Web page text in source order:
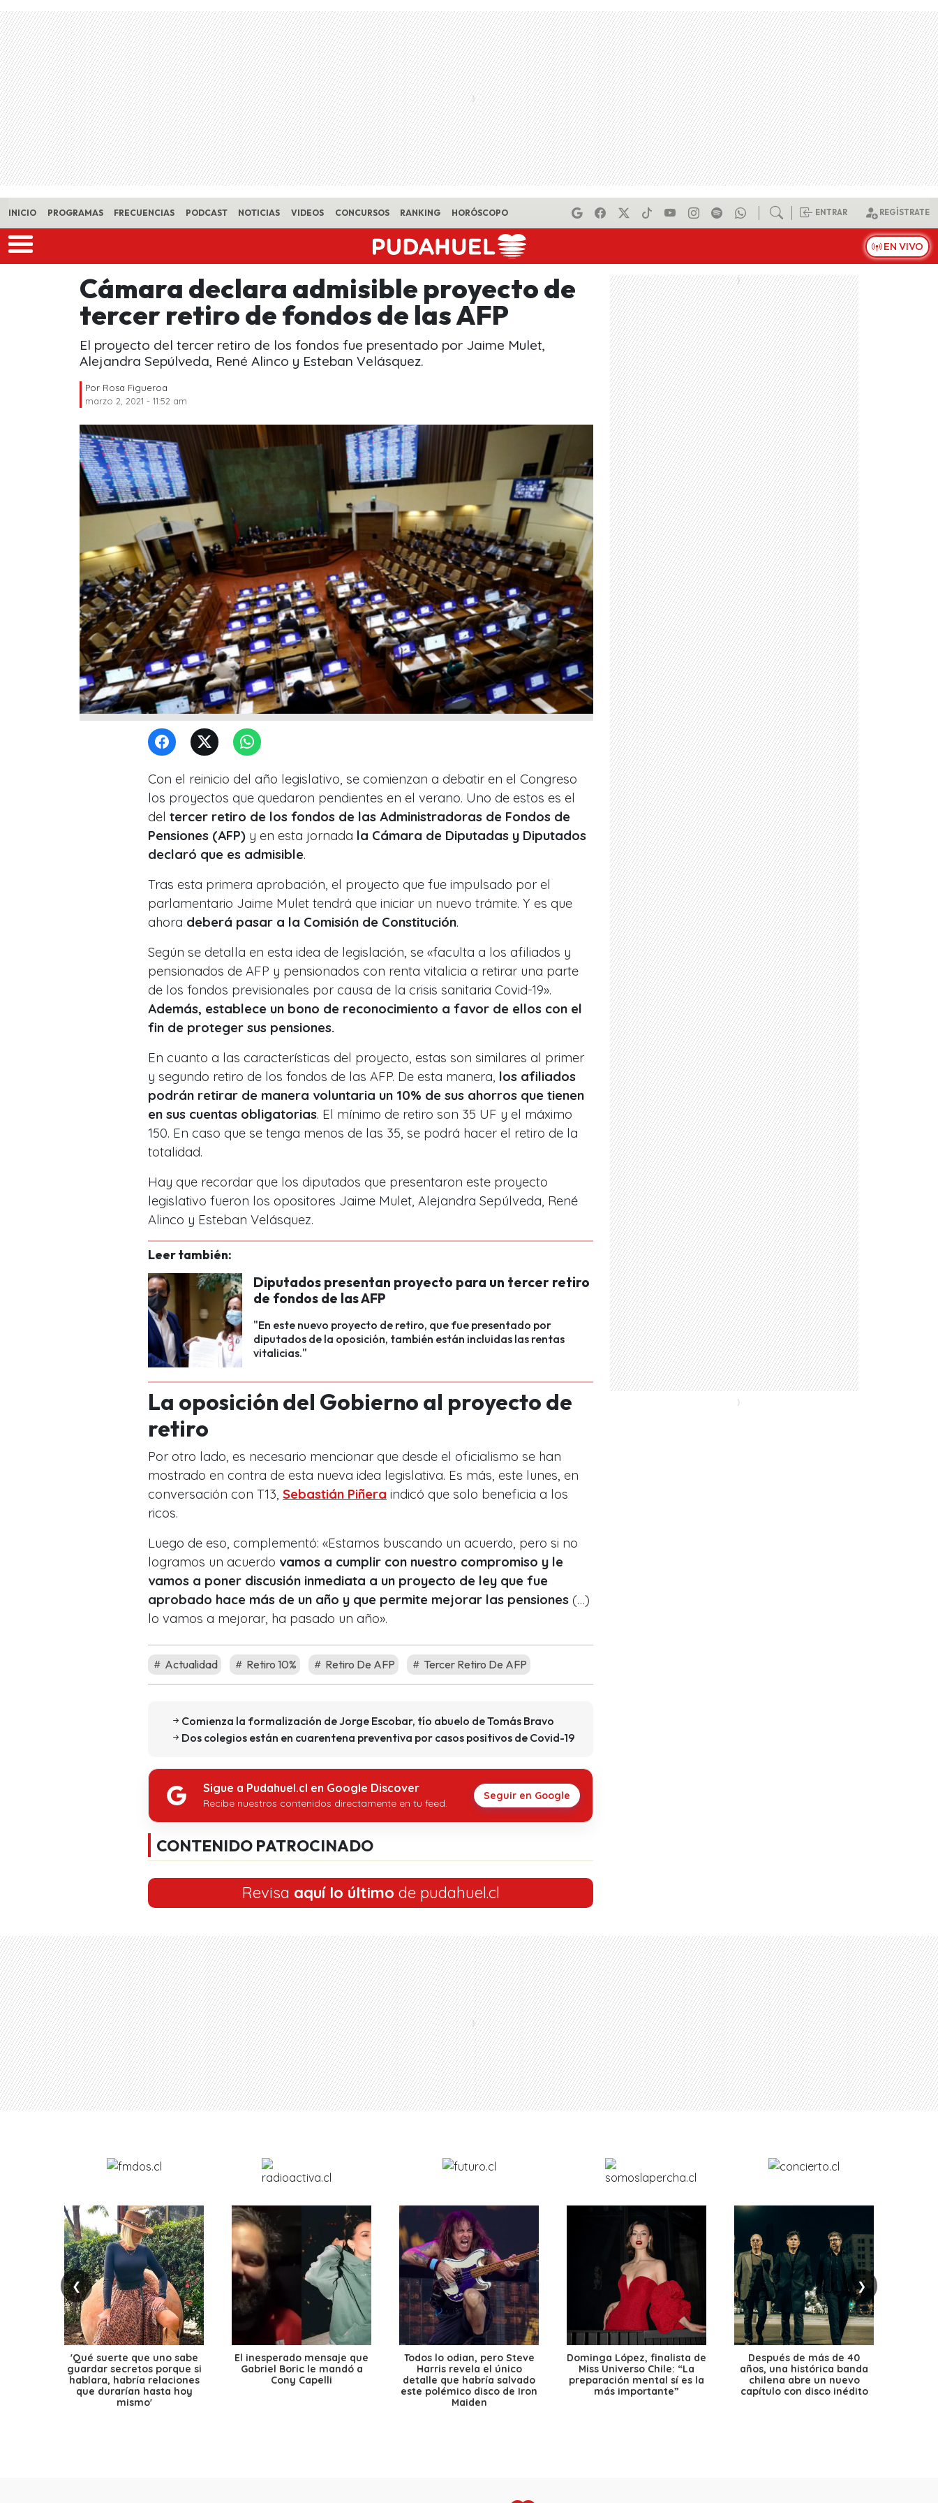
Skip to main content
INICIO PROGRAMAS FRECUENCIAS PODCAST NOTICIAS VIDEOS CONCURSOS RANKING HORÓSCOPO ENTRAR REGÍSTRATE
EN VIVO
Cámara declara admisible proyecto de
tercer retiro de fondos de las AFP
El proyecto del tercer retiro de los fondos fue presentado por Jaime Mulet,
Alejandra Sepúlveda, René Alinco y Esteban Velásquez.
Por Rosa Figueroa
marzo 2, 2021 - 11:52 am
Con el reinicio del año legislativo, se comienzan a debatir en el Congreso
los proyectos que quedaron pendientes en el verano. Uno de estos es el
del tercer retiro de los fondos de las Administradoras de Fondos de
Pensiones (AFP) y en esta jornada la Cámara de Diputadas y Diputados
declaró que es admisible.
Tras esta primera aprobación, el proyecto que fue impulsado por el
parlamentario Jaime Mulet tendrá que iniciar un nuevo trámite. Y es que
ahora deberá pasar a la Comisión de Constitución.
Según se detalla en esta idea de legislación, se «faculta a los afiliados y
pensionados de AFP y pensionados con renta vitalicia a retirar una parte
de los fondos previsionales por causa de la crisis sanitaria Covid-19».
Además, establece un bono de reconocimiento a favor de ellos con el
fin de proteger sus pensiones.
En cuanto a las características del proyecto, estas son similares al primer
y segundo retiro de los fondos de las AFP. De esta manera, los afiliados
podrán retirar de manera voluntaria un 10% de sus ahorros que tienen
en sus cuentas obligatorias. El mínimo de retiro son 35 UF y el máximo
150. En caso que se tenga menos de las 35, se podrá hacer el retiro de la
totalidad.
Hay que recordar que los diputados que presentaron este proyecto
legislativo fueron los opositores Jaime Mulet, Alejandra Sepúlveda, René
Alinco y Esteban Velásquez.
Leer también:
Diputados presentan proyecto para un tercer retiro
de fondos de las AFP
"En este nuevo proyecto de retiro, que fue presentado por
diputados de la oposición, también están incluidas las rentas
vitalicias."
La oposición del Gobierno al proyecto de
retiro
Por otro lado, es necesario mencionar que desde el oficialismo se han
mostrado en contra de esta nueva idea legislativa. Es más, este lunes, en
conversación con T13, Sebastián Piñera indicó que solo beneficia a los
ricos.
Luego de eso, complementó: «Estamos buscando un acuerdo, pero si no
logramos un acuerdo vamos a cumplir con nuestro compromiso y le
vamos a poner discusión inmediata a un proyecto de ley que fue
aprobado hace más de un año y que permite mejorar las pensiones (…)
lo vamos a mejorar, ha pasado un año».
Actualidad Retiro 10% Retiro De AFP Tercer Retiro De AFP
Comienza la formalización de Jorge Escobar, tío abuelo de Tomás Bravo
Dos colegios están en cuarentena preventiva por casos positivos de Covid-19
Sigue a Pudahuel.cl en Google Discover
Recibe nuestros contenidos directamente en tu feed.
Seguir en Google
CONTENIDO PATROCINADO
Revisa aquí lo último de pudahuel.cl
❮ ❯
'Qué suerte que uno sabe
guardar secretos porque si
hablara, habría relaciones
que durarían hasta hoy
mismo'
El inesperado mensaje que
Gabriel Boric le mandó a
Cony Capelli
Todos lo odian, pero Steve
Harris revela el único
detalle que habría salvado
este polémico disco de Iron
Maiden
Dominga López, finalista de
Miss Universo Chile: “La
preparación mental sí es la
más importante”
Después de más de 40
años, una histórica banda
chilena abre un nuevo
capítulo con disco inédito